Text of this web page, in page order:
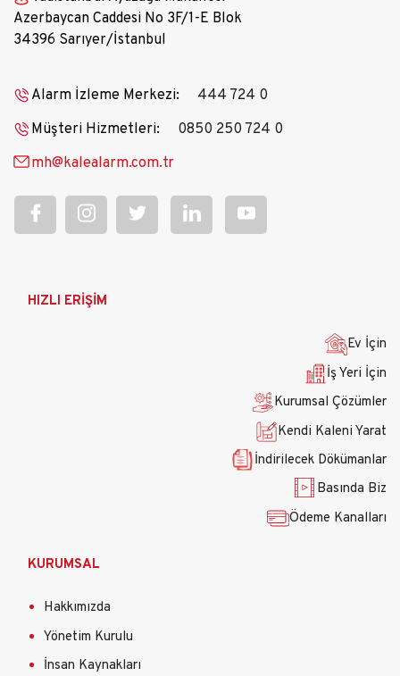
Azerbaycan Caddesi No 3F/1-E Blok
34396 Sarıyer/İstanbul
Alarm İzleme Merkezi:
444 724 0
Müşteri Hizmetleri:
0850 250 724 0
mh@kalealarm.com.tr
AnaHIZLI ERİŞİM
Ev İçin
İş Yeri İçin
Kurumsal Çözümler
Kendi Kaleni Yarat
İndirilecek Dökümanlar
Basında Biz
Ödeme Kanalları
KURUMSAL
Hakkımızda
Yönetim Kurulu
İnsan Kaynakları